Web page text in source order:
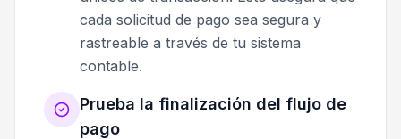
cada solicitud de pago sea segura y
rastreable a través de tu sistema
contable.
Prueba la finalización del flujo de
pago